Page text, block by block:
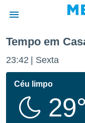
da
foi
fornecidas
Tempo em
23:42 Sexta
Céu limpo
29°